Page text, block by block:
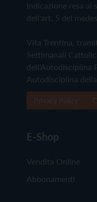
Indicazione resa ai
dell'art. 5 del
Vita Trentina,
Settimanali
dell'Autodisciplina
Autodisciplina
E-Shop
Vendita Online
Abbonamenti